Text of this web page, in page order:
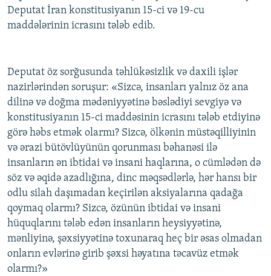
Deputat İran konstitusiyanın 15-ci və 19-cu
maddələrinin icrasını tələb edib.
Deputat öz sorğusunda təhlükəsizlik və daxili işlər
nazirlərindən soruşur: «Sizcə, insanları yalnız öz ana
dilinə və doğma mədəniyyətinə bəslədiyi sevgiyə və
konstitusiyanın 15-ci maddəsinin icrasını tələb etdiyinə
görə həbs etmək olarmı? Sizcə, ölkənin müstəqilliyinin
və ərazi bütövlüyünün qorunması bəhanəsi ilə
insanların ən ibtidai və insani haqlarına, o cümlədən də
söz və əqidə azadlığına, dinc məqsədlərlə, hər hansı bir
odlu silah daşımadan keçirilən aksiyalarına qadağa
qoymaq olarmı? Sizcə, özünün ibtidai və insani
hüquqlarını tələb edən insanların heysiyyətinə,
mənliyinə, şəxsiyyətinə toxunaraq heç bir əsas olmadan
onların evlərinə girib şəxsi həyatına təcavüz etmək
olarmı?»